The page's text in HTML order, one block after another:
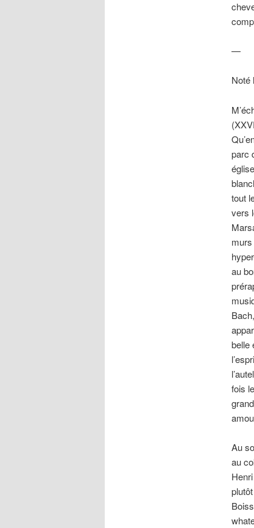
—
Noté
parc
tout
vers
au
belle
fois
Au
au